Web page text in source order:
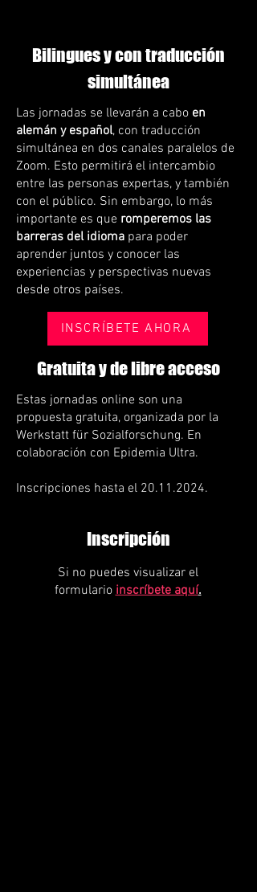
Bilingues y con traducción
simultánea
Las jornadas se llevarán a cabo en
alemán y español, con traducción
simultánea en dos canales paralelos de
Zoom. Esto permitirá el intercambio
entre las personas expertas, y también
con el público. Sin embargo, lo más
importante es que romperemos las
barreras del idioma para poder
aprender juntos y conocer las
experiencias y perspectivas nuevas
desde otros países.
INSCRÍBETE AHORA
Gratuita y de libre acceso
Estas jornadas online son una
propuesta gratuita, organizada por la
Werkstatt für Sozialforschung. En
colaboración con Epidemia Ultra.
Inscripciones hasta el 20.11.2024.
Inscripción
Si no puedes visualizar el
formularioinscríbete aquí.